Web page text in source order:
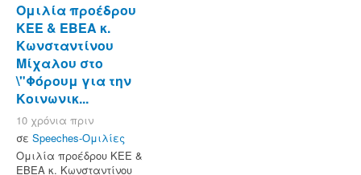
Ομιλία προέδρου
ΚΕΕ & ΕΒΕΑ κ.
Κωνσταντίνου
Μίχαλου στο
\"Φόρουμ για την
Κοινωνικ...
10 χρόνια πριν
σε Speeches-Ομιλίες
Ομιλία προέδρου ΚΕΕ &
ΕΒΕΑ κ. Κωνσταντίνου